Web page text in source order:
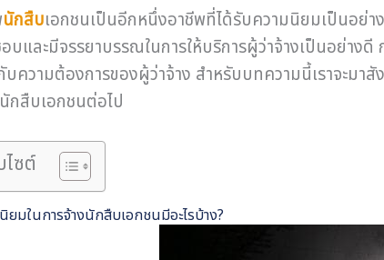
นักสืบเอกชนเป็นอีกหนึ่งอาชีพที่ได้รับความนิยมเป็นอ
บและมีจรรยาบรรณในการให้บริการผู้ว่าจ้างเป็นอย่าง
ความต้องการของผู้ว่าจ้าง สำหรับบทความนี้เราจะม
กสืบเอกชนต่อไป
ซต์
ยมในการจ้างนักสืบเอกชนมีอะไรบ้าง?